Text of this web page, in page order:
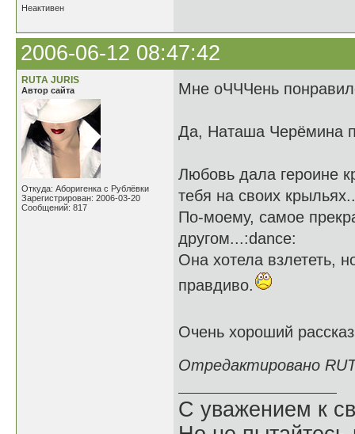
Неактивен
2006-06-12 08:47:42
RUTА JURIS
Автор сайта
Откуда: Аборигенка с Рублёвки
Зарегистрирован: 2006-03-20
Сообщений: 817
Мне оЧЧЧень
Да, Наташа Черёмина
Любовь дала героине
тебя на своих
По-моему, самое
другом...:dance:
Она хотела взлететь,
правдиво.
Очень хороший
Отредактировано
С уважением к